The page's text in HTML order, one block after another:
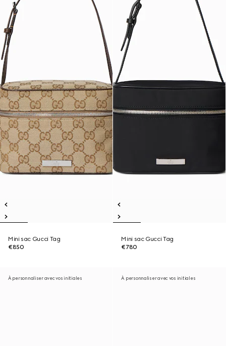
Mini sac Gucci Tag
€850
Mini sac Gucci Tag
€780
À personnaliser avec vos initiales À personnaliser avec vos initiales